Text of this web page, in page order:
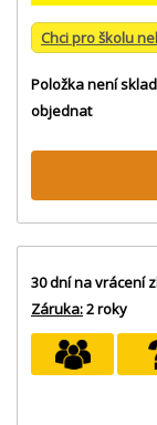
Chci pro školu
Položka není
objednat
30 dní na vrácení
Záruka:2 roky